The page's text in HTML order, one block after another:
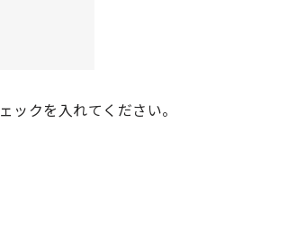
クを入れてください。